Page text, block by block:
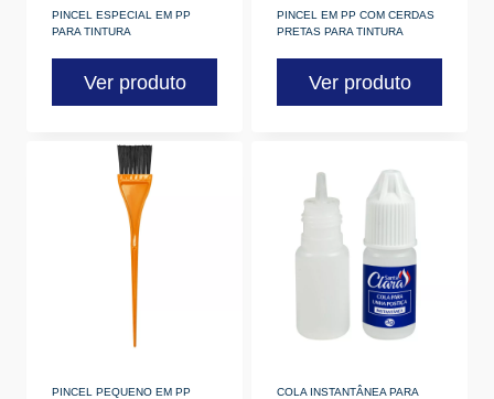
PINCEL ESPECIAL EM PP
PARA TINTURA
Ver produto
PINCEL EM PP COM CERDAS
PRETAS PARA TINTURA
Ver produto
PINCEL PEQUENO EM PP
COLA INSTANTÂNEA PARA